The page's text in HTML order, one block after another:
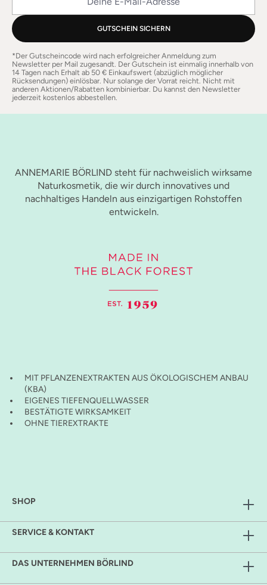
GUTSCHEIN SICHERN
*Der Gutscheincode wird nach erfolgreicher Anmeldung zum
Newsletter per Mail zugesandt. Der Gutschein ist einmalig innerhalb von
14 Tagen nach Erhalt ab 50 € Einkaufswert (abzüglich möglicher
Rücksendungen) einlösbar. Nur solange der Vorrat reicht. Nicht mit
anderen Aktionen/Rabatten kombinierbar. Du kannst den Newsletter
jederzeit kostenlos abbestellen.
ANNEMARIE BÖRLIND steht für nachweislich wirksame
Naturkosmetik, die wir durch innovatives und
nachhaltiges Handeln aus einzigartigen Rohstoffen
entwickeln.
MIT PFLANZENEXTRAKTEN AUS ÖKOLOGISCHEM ANBAU
(KBA)
EIGENES TIEFENQUELLWASSER
BESTÄTIGTE WIRKSAMKEIT
OHNE TIEREXTRAKTE
SHOP
SERVICE & KONTAKT
DAS UNTERNEHMEN BÖRLIND